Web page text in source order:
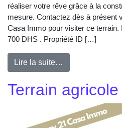
réaliser votre rêve grâce à la
mesure. Contactez dès à présent
Casa Immo pour visiter ce terrain.
700 DHS . Propriété ID […]
Lire la suite…
Terrain agricole